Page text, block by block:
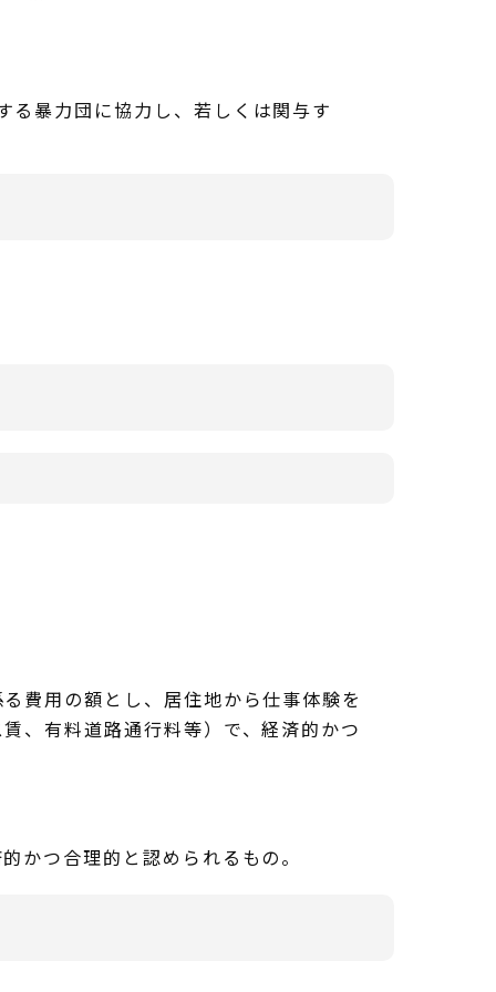
暴力団に協力し、若しくは関与す
費用の額とし、居住地から仕事体験を
、有料道路通行料等）で、経済的かつ
かつ合理的と認められるもの。